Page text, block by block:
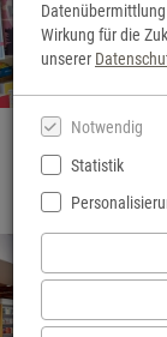
Wirkung für die
unserer
Notwendig
Statistik